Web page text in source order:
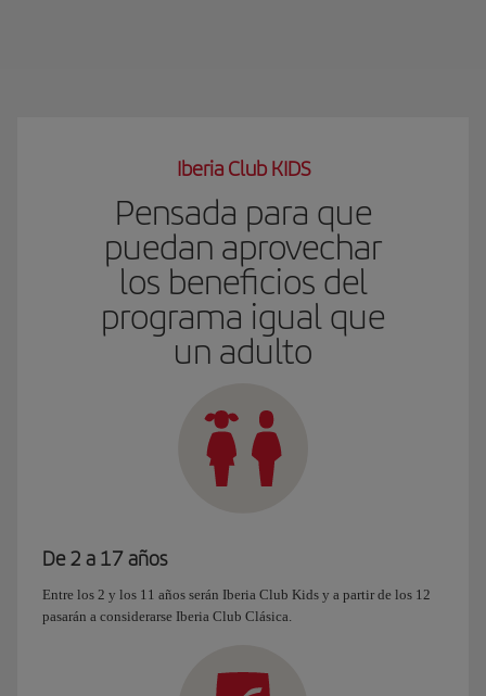
Iberia Club KIDS
Pensada para que
puedan aprovechar
los beneficios del
programa igual que
un adulto
De 2 a 17 años
Entre los 2 y los 11 años serán Iberia Club Kids y a partir de los 12
pasarán a considerarse Iberia Club Clásica.